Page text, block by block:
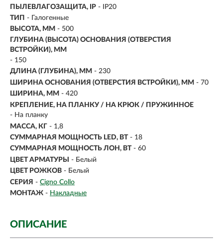
ПЫЛЕВЛАГОЗАЩИТА, IP - IP20
ТИП -
Галогенные
ВЫСОТА, ММ - 500
ГЛУБИНА (ВЫСОТА) ОСНОВАНИЯ (ОТВЕРСТИЯ
ВСТРОЙКИ), ММ
- 150
ДЛИНА (ГЛУБИНА), ММ - 230
ШИРИНА ОСНОВАНИЯ (ОТВЕРСТИЯ ВСТРОЙКИ), ММ - 70
ШИРИНА, ММ - 420
КРЕПЛЕНИЕ, НА ПЛАНКУ / НА КРЮК / ПРУЖИННОЕ
- На планку
МАССА, КГ - 1,8
СУММАРНАЯ МОЩНОСТЬ LED, ВТ - 18
СУММАРНАЯ МОЩНОСТЬ ЛОН, ВТ - 60
ЦВЕТ АРМАТУРЫ
- Белый
ЦВЕТ РОЖКОВ - Белый
СЕРИЯ - Cigno Collo
МОНТАЖ - Накладные
ОПИСАНИЕ